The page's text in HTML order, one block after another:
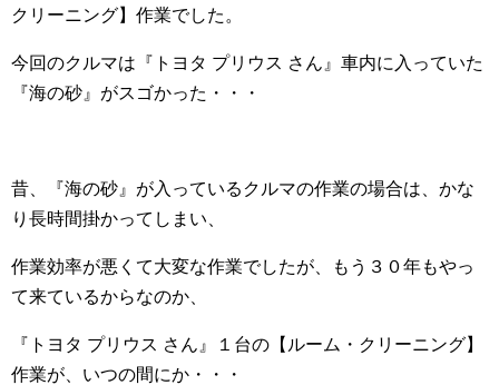
クリーニング】作業でした。
今回のクルマは『トヨタ プリウス さん』車内に入っていた
『海の砂』がスゴかった・・・
昔、『海の砂』が入っているクルマの作業の場合は、かな
り長時間掛かってしまい、
作業効率が悪くて大変な作業でしたが、もう３０年もやっ
て来ているからなのか、
『トヨタ プリウス さん』１台の【ルーム・クリーニング】
作業が、いつの間にか・・・